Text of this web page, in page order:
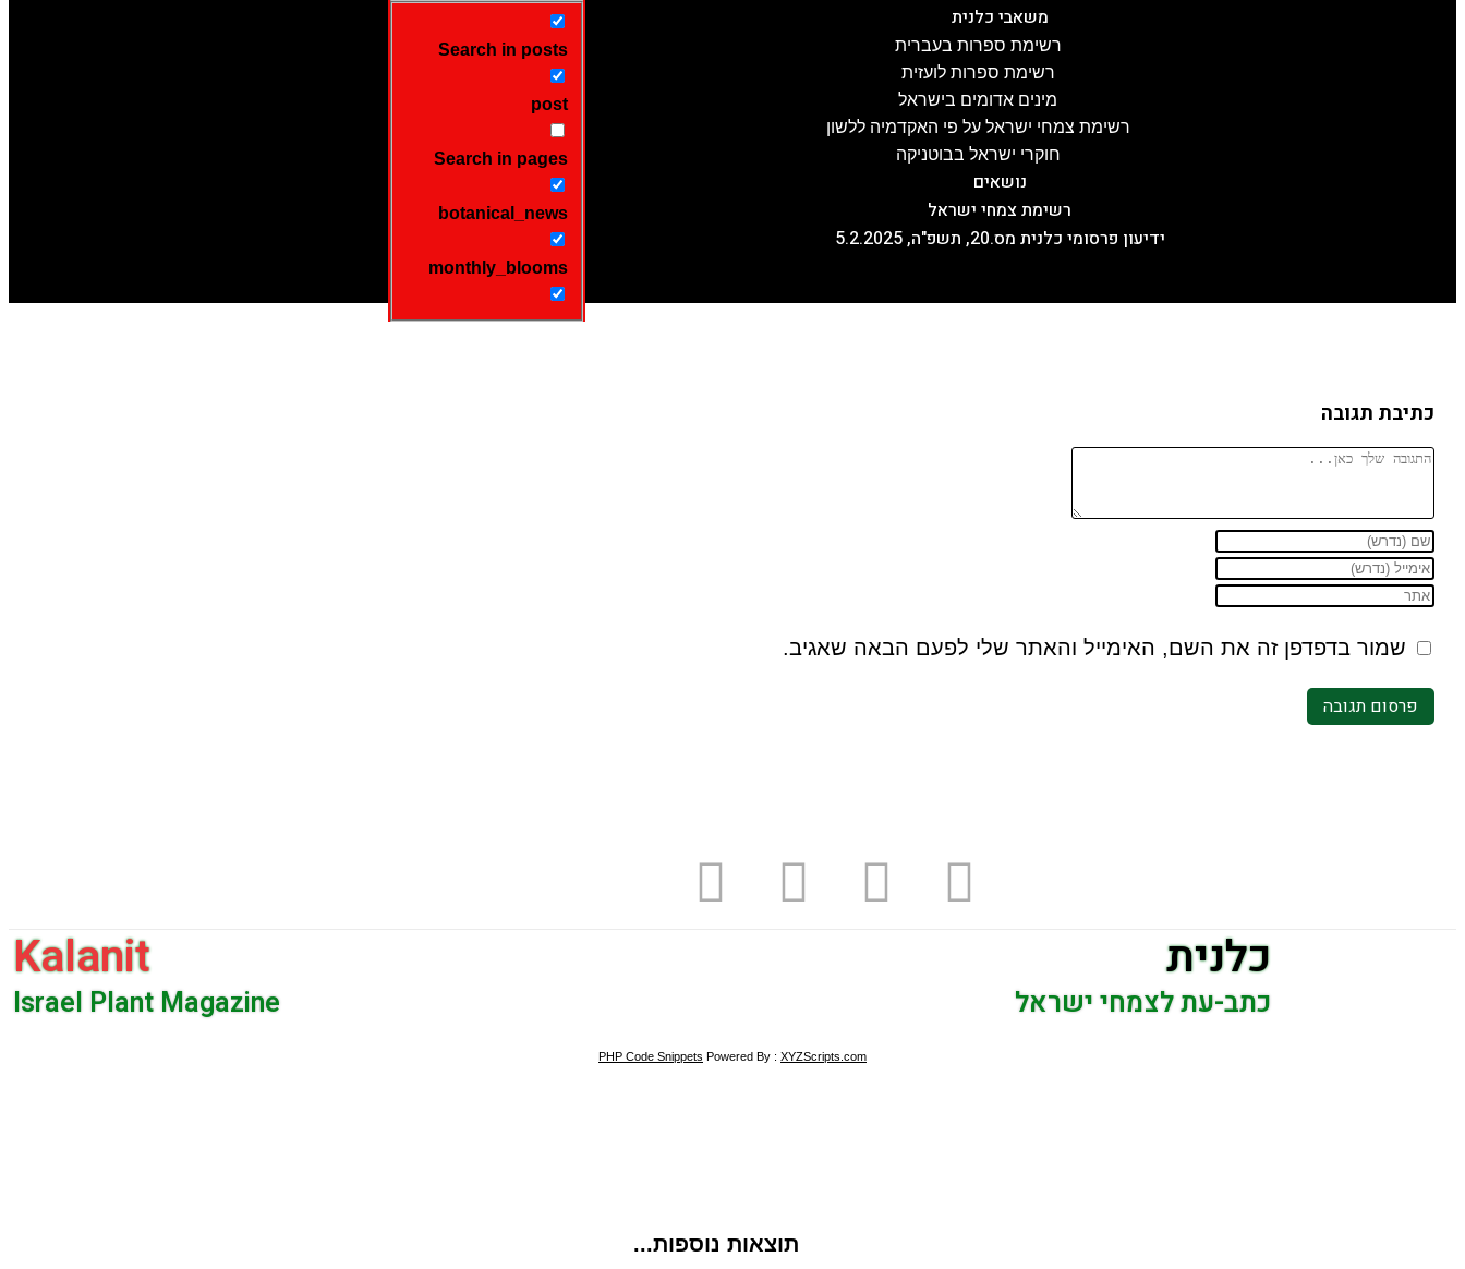
משאבי כלנית
רשימת ספרות בעברית
רשימת ספרות לועזית
מינים אדומים בישראל
רשימת צמחי ישראל על פי האקדמיה ללשון
חוקרי ישראל בבוטניקה
נושאים
רשימת צמחי ישראל
ידיעון פרסומי כלנית מס.20, תשפ"ה, 5.2.2025
תוצאות נוספות...
Search in posts
post
Search in pages
botanical_news
monthly_blooms
כתיבת תגובה
שמור בדפדפן זה את השם, האימייל והאתר שלי לפעם הבאה שאגיב.
כלנית
כתב-עת לצמחי ישראל
Kalanit
Israel Plant Magazine
PHP Code Snippets Powered By : XYZScripts.com